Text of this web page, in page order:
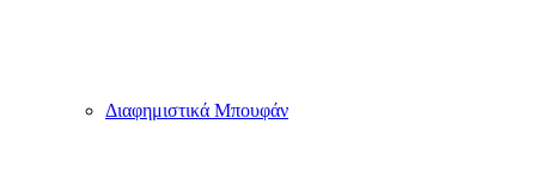
Διαφημιστικά Μπουφάν